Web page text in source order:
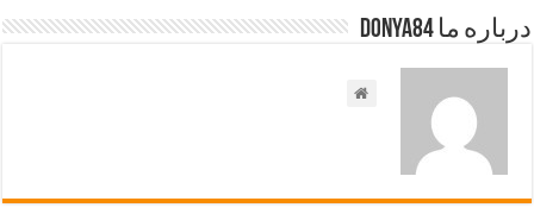
درباره ما Donya84